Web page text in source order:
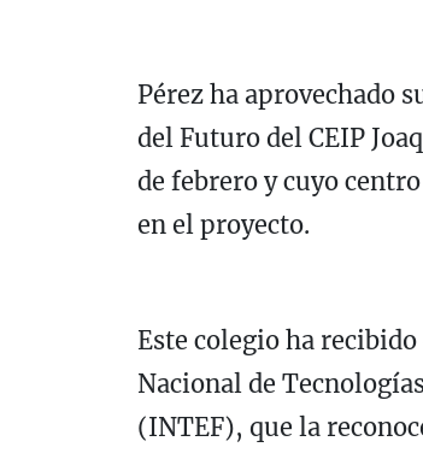
Pérez ha aprovechado
del Futuro del CEIP
de febrero y cuyo
en el proyecto.
Este colegio ha
Nacional de
(INTEF), que la